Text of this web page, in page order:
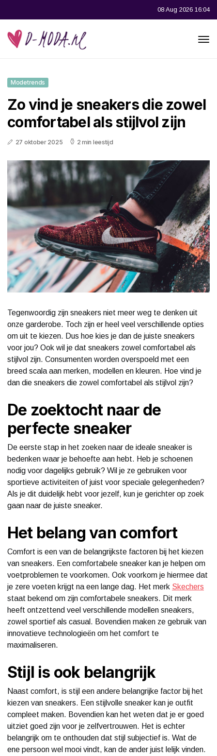
08 Aug 2026 16:04
Modetrends
Zo vind je sneakers die zowel
comfortabel als stijlvol zijn
27 oktober 2025 2 min leestijd
Tegenwoordig zijn sneakers niet meer weg te denken uit
onze garderobe. Toch zijn er heel veel verschillende opties
om uit te kiezen. Dus hoe kies je dan de juiste sneakers
voor jou? Ook wil je dat sneakers zowel comfortabel als
stijlvol zijn. Consumenten worden overspoeld met een
breed scala aan merken, modellen en kleuren. Hoe vind je
dan die sneakers die zowel comfortabel als stijlvol zijn?
De zoektocht naar de
perfecte sneaker
De eerste stap in het zoeken naar de ideale sneaker is
bedenken waar je behoefte aan hebt. Heb je schoenen
nodig voor dagelijks gebruik? Wil je ze gebruiken voor
sportieve activiteiten of juist voor speciale gelegenheden?
Als je dit duidelijk hebt voor jezelf, kun je gerichter op zoek
gaan naar de juiste sneaker.
Het belang van comfort
Comfort is een van de belangrijkste factoren bij het kiezen
van sneakers. Een comfortabele sneaker kan je helpen om
voetproblemen te voorkomen. Ook voorkom je hiermee dat
je zere voeten krijgt na een lange dag. Het merk Skechers
staat bekend om zijn comfortabele sneakers. Dit merk
heeft ontzettend veel verschillende modellen sneakers,
zowel sportief als casual. Bovendien maken ze gebruik van
innovatieve technologieën om het comfort te
maximaliseren.
Stijl is ook belangrijk
Naast comfort, is stijl een andere belangrijke factor bij het
kiezen van sneakers. Een stijlvolle sneaker kan je outfit
compleet maken. Bovendien kan het weten dat je er goed
uitziet goed zijn voor je zelfvertrouwen. Het is echter
belangrijk om te onthouden dat stijl subjectief is. Wat de
ene persoon wel mooi vindt, kan de ander juist lelijk vinden.